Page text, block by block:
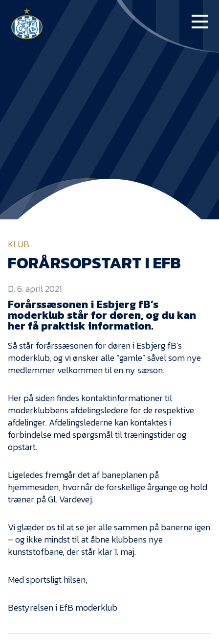
BLUE WATER
NYHEDER
Om Esbjerg fB
EfB Akademi
Sydvestjysk Fodbold
Partnere
Blue Water Arena
Kontakt
Job i EfB
Presse
KLUB
FORÅRSOPSTART I EFB
D. 6. april 2021
Forårssæsonen i Esbjerg fB’s
moderklub står for døren, og du kan
her få praktisk information.
Så står forårssæsonen for døren i Esbjerg fB’s
moderklub, og vi ønsker alle “gamle” såvel som nye
medlemmer velkommen til en ny sæson.
Her på siden findes kontaktinformationer til
moderklubbens afdelingsledere for de respektive
afdelinger. Afdelingslederne kan kontaktes i
forbindelse med spørgsmål til træningstider og
opstart.
Ligeledes fremgår det af baneplanen på
hjemmesiden, hvornår de forskellige årgange og hold
træner på Gl. Vardevej.
Vi glæder os til at se jer alle sammen på banerne igen
– og ikke mindst til at åbne klubbens nye
kunststofbane, der står klar 1. maj.
Med sportsligt hilsen,
Bestyrelsen i EfB moderklub